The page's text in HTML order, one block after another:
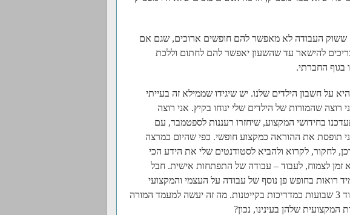
ששוק העבודה לא מאפשר להם חופשים ארוכים, שגם אם
להישאר עד שהשעון יאפשר להם לחתום וללכת
החברתי.
על חשבון הילדים שלנו. יש שיגידו שממילא זה בעייתי
שהמורות של הילדים שלי ינוחו בקיץ. אני רוצה
בחידושי המקצוע, שיחזרו רעננות לספטמבר, עם
תופסת את ההוראה כמקצוע חופשי. כפי שהיום כמרצה
לחקור, לקרוא ולהביא לסטודנטים שלי את הידע הכי
זמן לצמוח, לעבוד – עבודה של התפתחות אישית. חבל
רואות בחופש פן נוסף של עבודה על העצמי והמקצועי
שלהן. אני בוודאי לא רוצה שהמורות יעבדו עוד 3 שבועות כמדריכות בקייטנות. מה זה יעשה למעמד המורה
שלהן בעינינו, נכון?